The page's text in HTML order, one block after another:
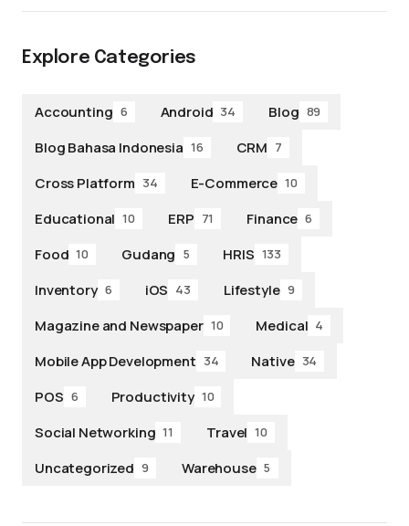
Explore Categories
Accounting 6 Android 34 Blog 89
Blog Bahasa Indonesia 16 CRM 7
Cross Platform 34 E-Commerce 10
Educational 10 ERP 71 Finance 6
Food 10 Gudang 5 HRIS 133
Inventory 6 iOS 43 Lifestyle 9
Magazine and Newspaper 10 Medical 4
Mobile App Development 34 Native 34
POS 6 Productivity 10
Social Networking 11 Travel 10
Uncategorized 9 Warehouse 5